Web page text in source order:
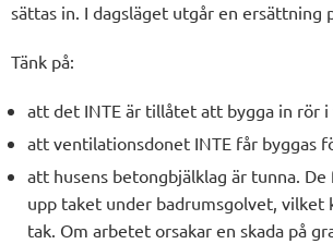
sättas in. I dagsläget utgår en ersättning
Tänk på:
att det INTE är tillåtet att bygga in rör i
att ventilationsdonet INTE får byggas
att husens betongbjälklag är tunna.
upp taket under badrumsgolvet, vilket
tak. Om arbetet orsakar en skada på